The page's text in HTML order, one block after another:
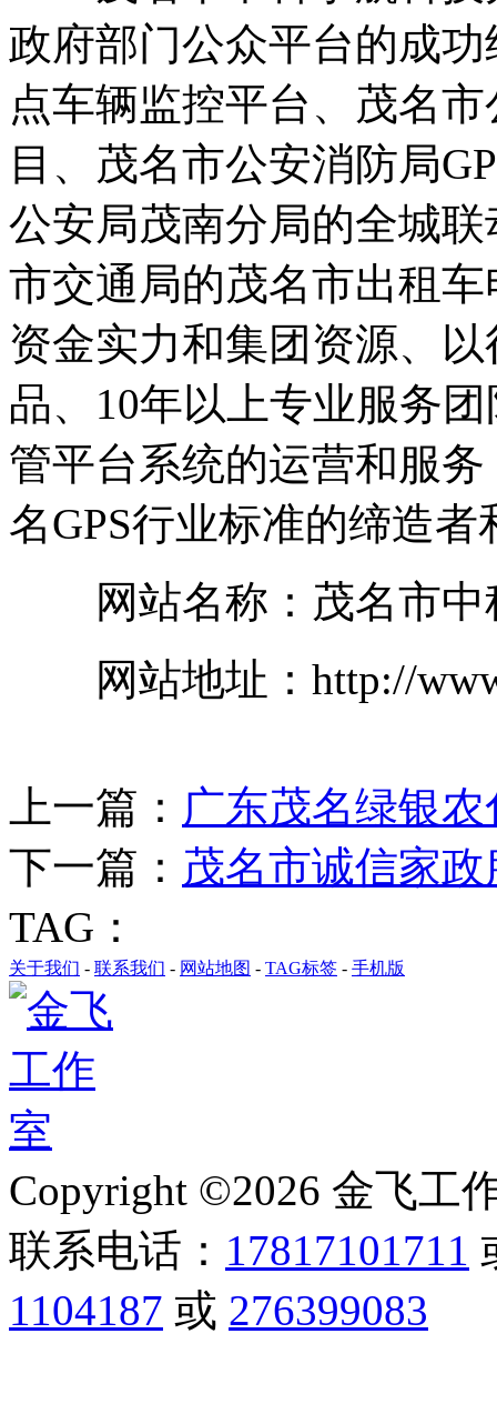
政府部门公众平台的成
点车辆监控平台、茂名
目、茂名市公安消防局
公安局茂南分局的全城
市交通局的茂名市出租
资金实力和集团资源、
品、10年以上专业服务
管平台系统的运营和服
名GPS行业标准的缔造者
网站名称：茂名市中
网站地址：http://
上一篇： 广东茂名绿银
下一篇： 茂名市诚信家
TAG：
关于我们 - 联系我们 - 网站地图 - TAG标签 - 手机版
Copyright ©2026 金飞工
联系电话： 17817101711
1104187 或 276399083